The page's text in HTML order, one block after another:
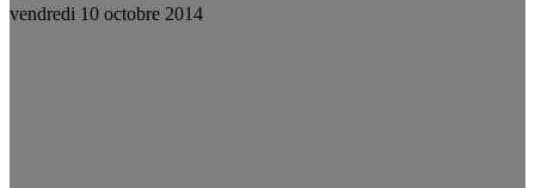
vendredi 10 octobre 2014